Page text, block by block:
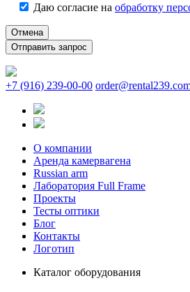
Даю согласие на обработку
Отмена
+7 (916) 239-00-00
О компании
Аренда камервагена
Russian arm
Лаборатория Full Frame
Проекты
Тесты оптики
Блог
Контакты
Логотип
Каталог оборудования